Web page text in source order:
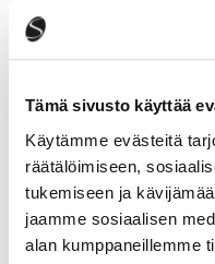
Tämä sivusto käyttää
Käytämme evästeitä
räätälöimiseen,
tukemiseen ja
jaamme sosiaalisen
alan kumppaneillemme
• Aikuiset, 10
Museokortilla
• Lapset (4–12-
Saarijärven
21.6.–27.8.2023 ke–su
30.8.–30.12.2023 ke–su